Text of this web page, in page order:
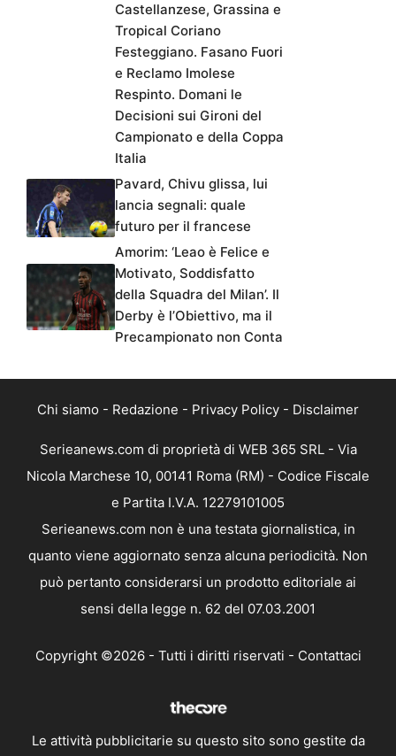
Castellanzese, Grassina e
Tropical Coriano
Festeggiano. Fasano Fuori
e Reclamo Imolese
Respinto. Domani le
Decisioni sui Gironi del
Campionato e della Coppa
Italia
Pavard, Chivu glissa, lui
lancia segnali: quale
futuro per il francese
Amorim: ‘Leao è Felice e
Motivato, Soddisfatto
della Squadra del Milan’. Il
Derby è l’Obiettivo, ma il
Precampionato non Conta
Chi siamo - Redazione - Privacy Policy - Disclaimer
Serieanews.com di proprietà di WEB 365 SRL - Via
Nicola Marchese 10, 00141 Roma (RM) - Codice Fiscale
e Partita I.V.A. 12279101005
Serieanews.com non è una testata giornalistica, in
quanto viene aggiornato senza alcuna periodicità. Non
può pertanto considerarsi un prodotto editoriale ai
sensi della legge n. 62 del 07.03.2001
Copyright ©2026 - Tutti i diritti riservati - Contattaci
Le attività pubblicitarie su questo sito sono gestite da